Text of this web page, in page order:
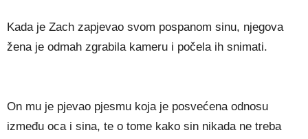
Kada je Zach zapjevao svom pospanom sinu, njegova
žena je odmah zgrabila kameru i počela ih snimati.
On mu je pjevao pjesmu koja je posvećena odnosu
između oca i sina, te o tome kako sin nikada ne treba